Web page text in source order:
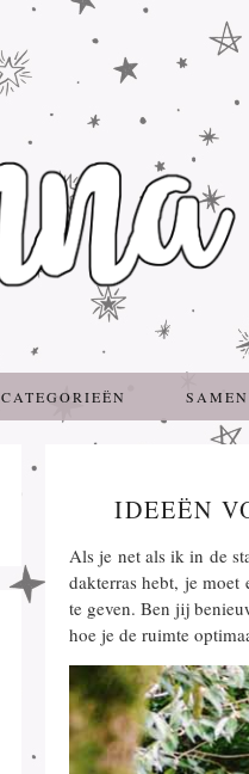
CATEGORIEËN
IDEEËN
Als je net als ik in de
dakterras hebt, je
te geven. Ben jij
hoe je de ruimte